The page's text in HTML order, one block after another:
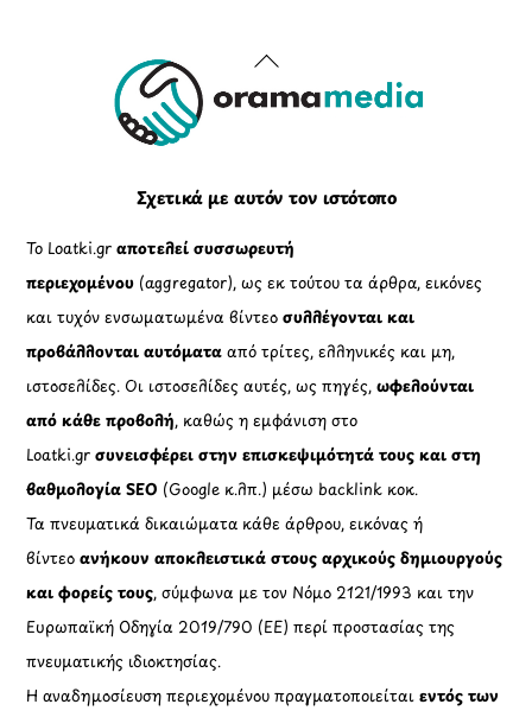
Back
To
Σχετικά με αυτόν τον ιστότοπο
Το Loatki.grαποτελεί συσσωρευτή
περιεχομένου (aggregator), ως εκ τούτου τα άρθρα, εικόνες
και τυχόν ενσωματωμένα βίντεοσυλλέγονται και
προβάλλονται αυτόματααπό τρίτες, ελληνικές και μη,
ιστοσελίδες. Οι ιστοσελίδες αυτές, ως πηγές,ωφελούνται
από κάθε προβολή, καθώς η εμφάνιση στο
Loatki.gr συνεισφέρει στην επισκεψιμότητά τους και στη
βαθμολογία SEO (Google κ.λπ.) μέσω backlink κοκ.
Τα πνευματικά δικαιώματα κάθε άρθρου, εικόνας ή
βίντεοανήκουν αποκλειστικά στους αρχικούς δημιουργούς
και φορείς τους, σύμφωνα με τον Νόμο 2121/1993 και την
Ευρωπαϊκή Οδηγία 2019/790 (ΕΕ) περί προστασίας της
πνευματικής ιδιοκτησίας.
Η αναδημοσίευση περιεχομένου πραγματοποιείταιεντός των